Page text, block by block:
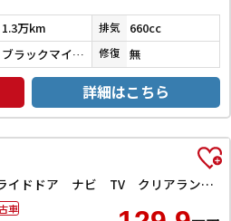
1.3万km 排気 660cc
ブラックマイカメタリック 修復 無
詳細はこちら
ハイブリッドX 両側電動スライドドア ナビ TV クリアランスソナー レーンアシスト 衝突被害軽減システム オートライト スマートキー アイドリングストップ 電動格納ミラー シートヒーター ベンチシート CVT
車